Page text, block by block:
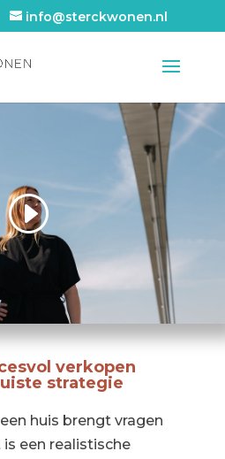
info@sterckwonen.nl
verkopen
strategie
huis brengt vragen
een realistische